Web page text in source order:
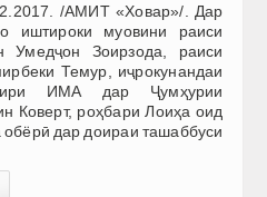
/АМИТ «Ховар»/. Дар
иштироки муовини раиси
Умедҷон Зоирзода, раиси
Темур, иҷрокунандаи
ИМА дар Ҷумҳурии
Коверт, роҳбари Лоиҳа оид
обёрӣ дар доираи ташаббуси